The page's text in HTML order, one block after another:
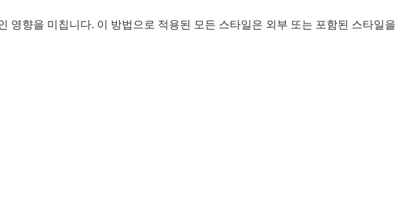
영향을 미칩니다. 이 방법으로 적용된 모든 스타일은 외부 또는 포함된 스타일을